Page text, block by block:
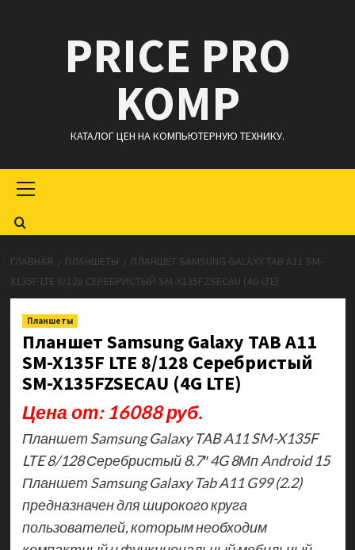
содержимомуPRICE PRO
KOMP
КАТАЛОГ ЦЕН НА КОМПЬЮТЕРНУЮ ТЕХНИКУ.
меню
ГЛАВНАЯ ПЛАНШЕТЫ
ПЛАНШЕТ SAMSUNG GALAXY TAB A11 SM-
X135F LTE 8/128 СЕРЕБРИСТЫЙ SM-X135FZSECAU (4G LTE)
Планшеты
Планшет Samsung Galaxy TAB A11
SM-X135F LTE 8/128 Серебристый
SM-X135FZSECAU (4G LTE)
Цена от: 16088 руб.
Планшет Samsung Galaxy TAB A11 SM-X135F
LTE 8/128 Серебристый 8.7″ 4G 8Мп Android 15
Планшет Samsung Galaxy Tab A11 G99 (2.2)
предназначен для широкого круга
пользователей, которым необходим